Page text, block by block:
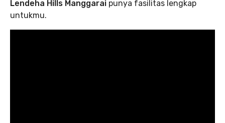
Lendeha Hills Manggarai punya fasilitas lengkap
untukmu.